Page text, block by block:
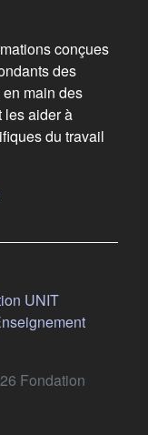
deconçues
des
main des
les aider à
du travail
dans un
onglet)
UNIT(s'ouvre
dans un nouvel
Fondation